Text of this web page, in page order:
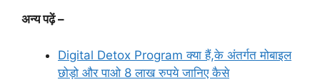
अन्य पढ़ें –
Digital Detox Program क्या हैं,के अंतर्गत मोबाइल
छोड़ो और पाओ 8 लाख रुपये जानिए कैसे